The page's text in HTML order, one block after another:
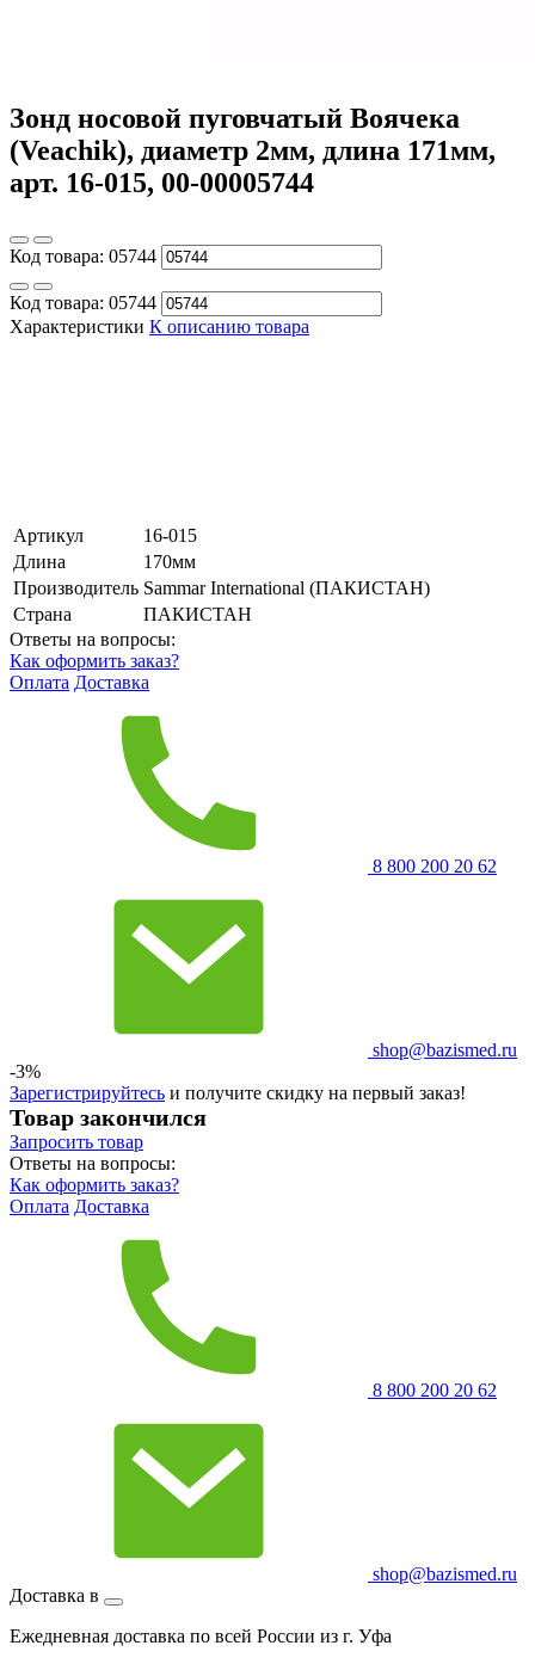
Зонд носовой пуговчатый Воячека
(Veachik), диаметр 2мм, длина 171мм,
арт. 16-015, 00-00005744
Код товара: 05744
Код товара: 05744
Характеристики К описанию товара
Артикул
16-015
Длина
170мм
Производитель Sammar International (ПАКИСТАН)
Страна
ПАКИСТАН
Ответы на вопросы:
Как оформить заказ?
Оплата Доставка
8 800 200 20 62
shop@bazismed.ru
-3%
Зарегистрируйтесь и получите скидку на первый заказ!
Товар закончился
Запросить товар
Ответы на вопросы:
Как оформить заказ?
Оплата Доставка
8 800 200 20 62
shop@bazismed.ru
Доставка в
Ежедневная доставка по всей России из г. Уфа